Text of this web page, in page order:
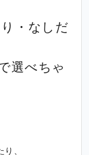
・なしだ
選べちゃ
、